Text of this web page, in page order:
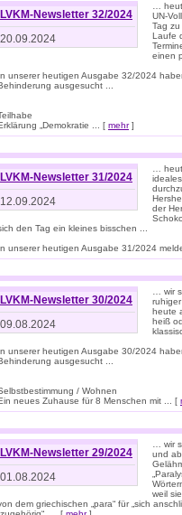
LVKM-Newsletter 32/2024
20.09.2024
…
UN-
Tag
Laufe
einen
unserer heutigen Ausgabe 32/2024
ausgesucht ...
„Demokratie ... [ mehr]
LVKM-Newsletter 31/2024
12.09.2024
…
der
den Tag ein kleines bisschen ...
unserer heutigen Ausgabe 31/2024
LVKM-Newsletter 30/2024
09.08.2024
… wir
heute
heiß
unserer heutigen Ausgabe 30/2024
ausgesucht ...
/ Wohnen
neues Zuhause für 8 Menschen mit ... [
LVKM-Newsletter 29/2024
01.08.2024
… wir
und
weil
dem griechischen „para“ für „sich